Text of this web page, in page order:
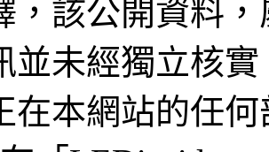
，該公開資料
並未經獨立核
在本網站的任